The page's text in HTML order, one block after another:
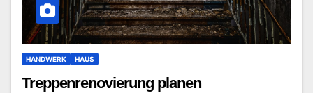
HANDWERK HAUS
Treppenrenovierung planen